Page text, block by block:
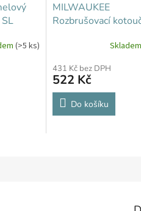
(>5 ks)
MILWAUKEE
Rozbrušovací
431 Kč bez DPH
522 Kč
Do košíku